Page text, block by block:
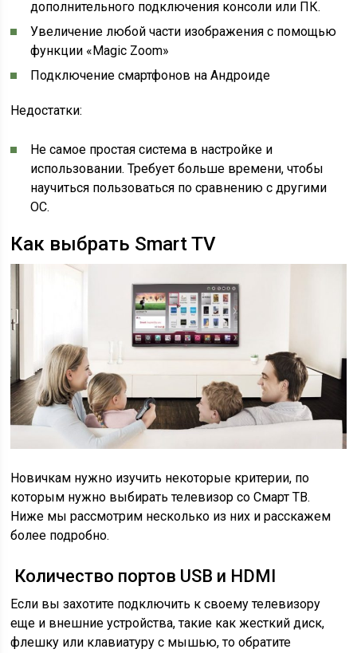
дополнительного подключения консоли или ПК.
Увеличение любой части изображения с помощью
функции «Magic Zoom»
Подключение смартфонов на Андроиде
Недостатки:
Не самое простая система в настройке и
использовании. Требует больше времени, чтобы
научиться пользоваться по сравнению с другими
ОС.
Как выбрать Smart TV
Новичкам нужно изучить некоторые критерии, по
которым нужно выбирать телевизор со Смарт ТВ.
Ниже мы рассмотрим несколько из них и расскажем
более подробно.
Количество портов USB и HDMI
Если вы захотите подключить к своему телевизору
еще и внешние устройства, такие как жесткий диск,
флешку или клавиатуру с мышью, то обратите